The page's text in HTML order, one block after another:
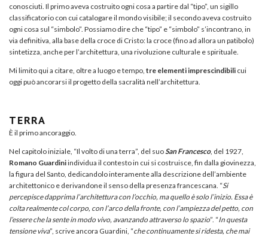
conosciuti. Il primo aveva costruito ogni cosa a partire dal “tipo”, un sigillo
classificatorio con cui catalogare il mondo visibile; il secondo aveva costruito
ogni cosa sul “simbolo”. Possiamo dire che “tipo” e “simbolo” s’incontrano, in
via definitiva, alla base della croce di Cristo: la croce (fino ad allora un patibolo)
sintetizza, anche per l’architettura, una rivoluzione culturale e spirituale.
Mi limito qui a citare, oltre a luogo e tempo, tre elementi imprescindibili cui
oggi può ancorarsi il progetto della sacralità nell’architettura.
TERRA
È il primo ancoraggio.
Nel capitolo iniziale, “Il volto di una terra”, del suoSan Francesco, del 1927,
Romano Guardiniindividua il contesto in cui si costruisce, fin dalla giovinezza,
la figura del Santo, dedicandolo interamente alla descrizione dell’ambiente
architettonico e derivandone il senso della presenza francescana. “Si
percepisce dapprima l’architettura con l’occhio, ma quello è solo l’inizio. Essa è
colta realmente col corpo, con l’arco della fronte, con l’ampiezza del petto, con
l’essere che la sente in modo vivo, avanzando attraverso lo spazio”. “In questa
tensione viva”, scrive ancora Guardini, “che continuamente si ridesta, che mai